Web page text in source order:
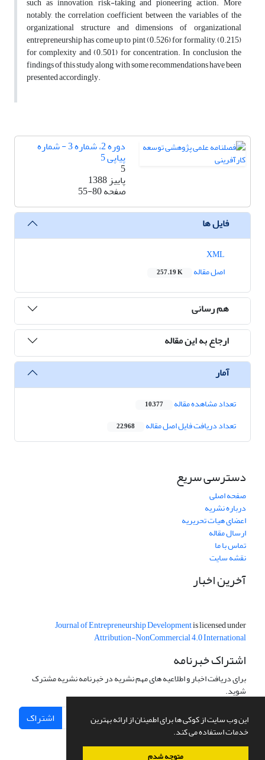
این وب سایت از کوکی ها برای اطمینان از ارائه بهترین
خدمات استفاده می کند.
متوجه شدم
notably, the correlation coefficient between the variables of the
organizational structure and dimensions of organizational
entrepreneurship has come up to pint (0.526) for formality, (0.215)
for complexity and (0.501) for concentration. In conclusion, the
findings of this study along with some recommendations have been
presented accordingly.
دوره 2، شماره 3 - شماره
پیاپی 5
5
پاییز 1388
صفحه55-80
فایل ها
اصل مقاله
257.19 K
هم رسانی
ارجاع به این مقاله
آمار
تعداد مشاهده مقاله 10,377
تعداد دریافت فایل اصل مقاله 22,968
دسترسی سریع
صفحه اصلی
درباره نشریه
اعضای هیات تحریریه
ارسال مقاله
تماس با ما
نقشه سایت
آخرین اخبار
Journal of Entrepreneurship Developmentis licensed under
Attribution-NonCommercial 4.0 International
اشتراک خبرنامه
برای دریافت اخبار و اطلاعیه های مهم نشریه در خبرنامه نشریه مشترک
شوید.
اشتراک